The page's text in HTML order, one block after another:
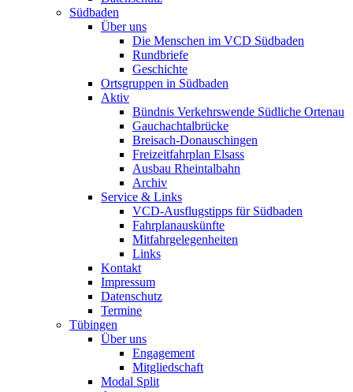
Südbaden
Über uns
Die Menschen im VCD Südbaden
Rundbriefe
Geschichte
Ortsgruppen in Südbaden
Aktiv
Bündnis Verkehrswende Südliche Ortenau
Gauchachtalbrücke
Breisach-Donauschingen
Freizeitfahrplan Elsass
Ausbau Rheintalbahn
Archiv
Service & Links
VCD-Ausflugstipps für Südbaden
Fahrplanauskünfte
Mitfahrgelegenheiten
Links
Kontakt
Impressum
Datenschutz
Termine
Tübingen
Über uns
Engagement
Mitgliedschaft
Modal Split